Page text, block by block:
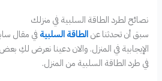
نصائح لطرد الطاقة السلبية في منزلك
سبق أن تحدثنا عنالطاقة السلبيةفي مقال
الإيجابية في المنزل. والان دعينا نعرض لكِ
في طرد الطاقة السلبية من المنزل.